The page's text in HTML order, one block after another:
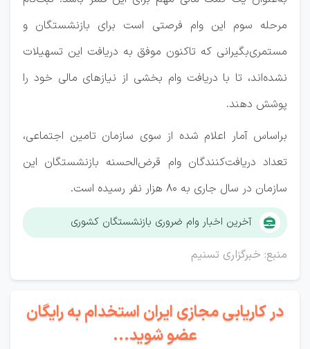
مرحله سوم این وام فرصتی است برای بازنشستگان و
مستمری‌بگیرانی که تاکنون موفق به دریافت این تسهیلات
نشده‌اند، تا با دریافت وام بخشی از نیازهای مالی خود را
پوشش دهند.
براساس آمار اعلام شده از سوی سازمان تامین اجتماعی،
تعداد دریافت‌کنندگان وام قرض‌الحسنه بازنشستگان این
سازمان در سال جاری به 80 هزار نفر رسیده است.
آخرین اخبار وام ضروری بازنشستگان کشوری
منبع: خبرگزاری تسنیم
در کاریابی مجازی ایران استخدام به رایگان
عضو شوید...